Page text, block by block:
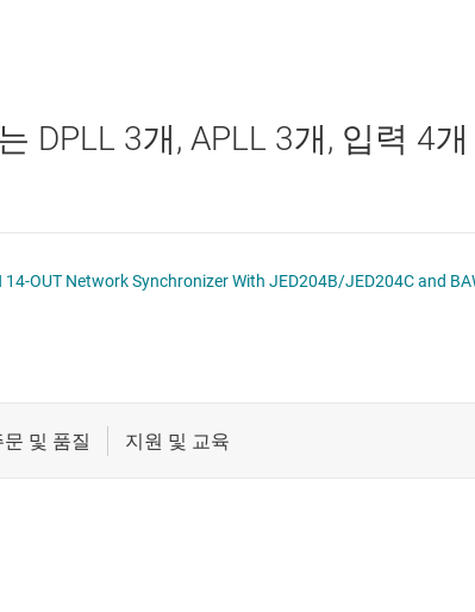
인터페이스
타이머
로나이저
DPLL 3개, APLL 3개, 입력 4